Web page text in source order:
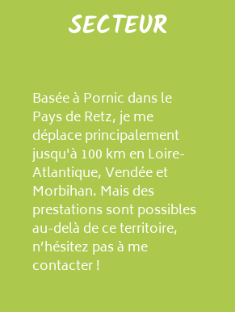
SECTEUR
Basée à Pornic dans le
Pays de Retz, je me
déplace principalement
jusqu'à 100 km en Loire-
Atlantique, Vendée et
Morbihan. Mais des
prestations sont possibles
au-delà de ce territoire,
n’hésitez pas à me
contacter !